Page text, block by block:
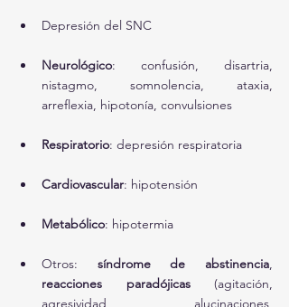
Depresión del SNC
Neurológico: confusión, disartria,
nistagmo, somnolencia, ataxia,
arreflexia, hipotonía, convulsiones
Respiratorio: depresión respiratoria
Cardiovascular: hipotensión
Metabólico: hipotermia
Otros: síndrome de abstinencia
reacciones paradójicas (agitación,
agresividad, alucinaciones,